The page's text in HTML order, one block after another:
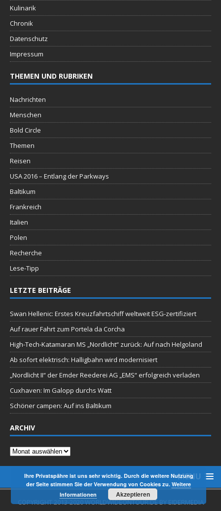
Kulinarik
Chronik
Datenschutz
Impressum
THEMEN UND RUBRIKEN
Nachrichten
Menschen
Bold Circle
Themen
Reisen
USA 2016 – Entlang der Parkways
Baltikum
Frankreich
Italien
Polen
Recherche
Lese-Tipp
LETZTE BEITRÄGE
Swan Hellenic: Erstes Kreuzfahrtschiff weltweit ESG-zertifiziert
Auf rauer Fahrt zum Portela da Corcha
High-Tech-Katamaran MS „Nordlicht“ zurück: Auf nach Helgoland
Ab sofort elektrisch: Halligbahn wird modernisiert
„Nordlicht II“ der Emder Reederei AG „EMS“ erfolgreich verladen
Cuxhaven: Im Galopp durchs Watt
Schöner campen: Auf ins Baltikum
ARCHIV
Archiv
MENU
COPYRIGHT 2013-2020 WORLDWIDEONTOUR.DE BY EIDERMEDIA
Ihre Privatspähre ist uns sehr wichtig. Durch die weitere Nutzung
der Seite stimmen Sie der Verwendung von Cookies zu.Weitere
Informationen
Akzeptieren